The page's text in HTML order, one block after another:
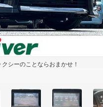
シーのことならおまかせ！